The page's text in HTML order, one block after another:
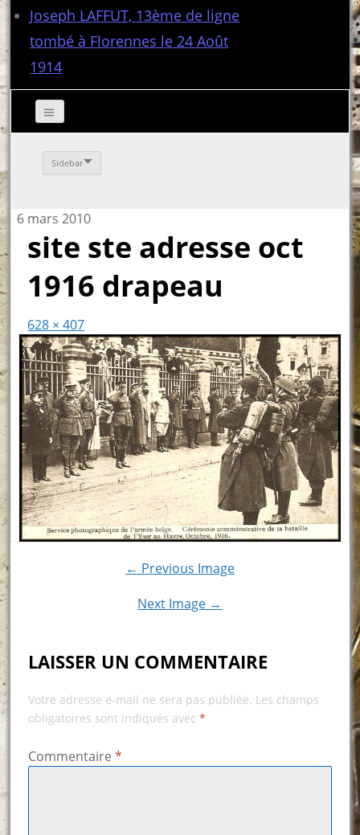
Joseph LAFFUT, 13ème de ligne
tombé à Florennes le 24 Août
1914
Sidebar
6 mars 2010
site ste adresse oct
1916 drapeau
628 × 407
← Previous Image
Next Image →
LAISSER UN COMMENTAIRE
Votre adresse e-mail ne sera pas publiée. Les champs
obligatoires sont indiqués avec *
Commentaire *